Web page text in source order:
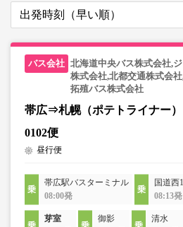
北海道中央バス株式会社,
株式会社,北都交通株式会
拓殖バス株式会社
帯広⇒札幌（ポテトライナー）
0102便
昼行便
帯広駅バスターミナル
08:00発
国道西
08:13発
芽室
御影
清水